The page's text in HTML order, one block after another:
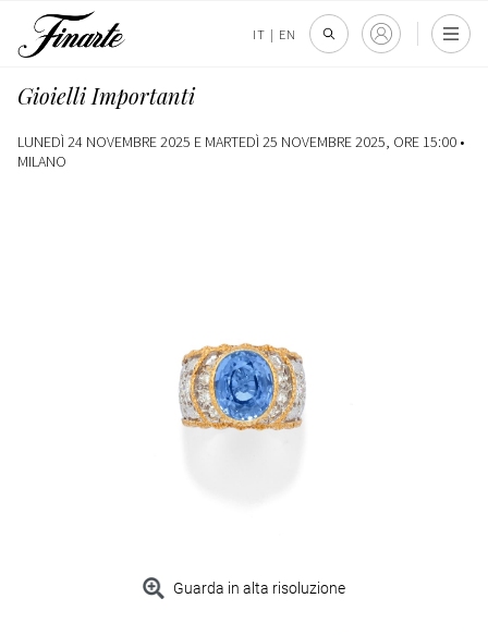
IT | EN
Gioielli Importanti
LUNEDÌ 24 NOVEMBRE 2025 E MARTEDÌ 25 NOVEMBRE 2025, ORE 15:00 •
MILANO
Guarda in alta risoluzione